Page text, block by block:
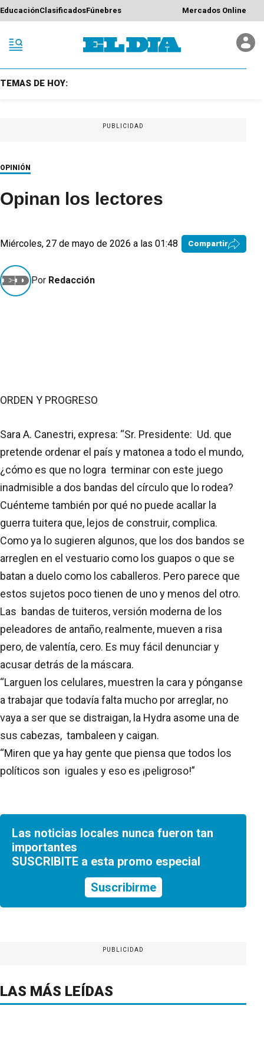
EducaciónClasificadosFúnebres Mercados Online
TEMAS DE HOY:
PUBLICIDAD
OPINIÓN
Opinan los lectores
Miércoles, 27 de mayo de 2026 a las 01:48 Compartir
Por Redacción
ORDEN Y PROGRESO
Sara A. Canestri, expresa: “Sr. Presidente: Ud. que
pretende ordenar el país y matonea a todo el mundo,
¿cómo es que no logra terminar con este juego
inadmisible a dos bandas del círculo que lo rodea?
Cuénteme también por qué no puede acallar la
guerra tuitera que, lejos de construir, complica.
Como ya lo sugieren algunos, que los dos bandos se
arreglen en el vestuario como los guapos o que se
batan a duelo como los caballeros. Pero parece que
estos sujetos poco tienen de uno y menos del otro.
Las bandas de tuiteros, versión moderna de los
peleadores de antaño, realmente, mueven a risa
pero, de valentía, cero. Es muy fácil denunciar y
acusar detrás de la máscara.
“Larguen los celulares, muestren la cara y pónganse
a trabajar que todavía falta mucho por arreglar, no
vaya a ser que se distraigan, la Hydra asome una de
sus cabezas, tambaleen y caigan.
“Miren que ya hay gente que piensa que todos los
políticos son iguales y eso es ¡peligroso!”
Las noticias locales nunca fueron tan
importantes
SUSCRIBITE a esta promo especial
Suscribirme
PUBLICIDAD
LAS MÁS LEÍDAS